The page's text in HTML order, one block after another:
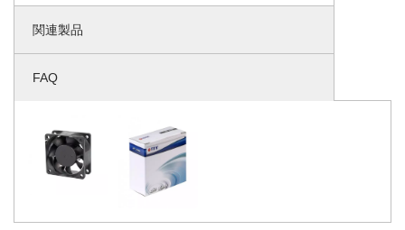
関連製品
FAQ